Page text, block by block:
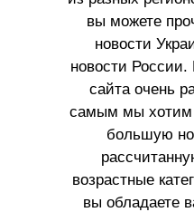
вы можете
новости
новости России.
сайта очень
самым мы хотим
большую
возрастные
вы обладаете